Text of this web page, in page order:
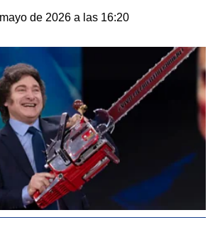
de 2026 a las 16:20